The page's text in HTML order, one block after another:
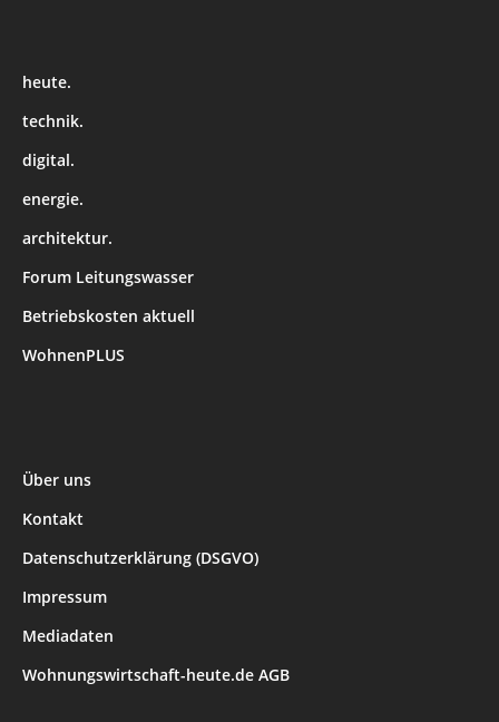
heute.
technik.
digital.
energie.
architektur.
Forum Leitungswasser
Betriebskosten aktuell
WohnenPLUS
Über uns
Kontakt
Datenschutzerklärung (DSGVO)
Impressum
Mediadaten
Wohnungswirtschaft-heute.de AGB